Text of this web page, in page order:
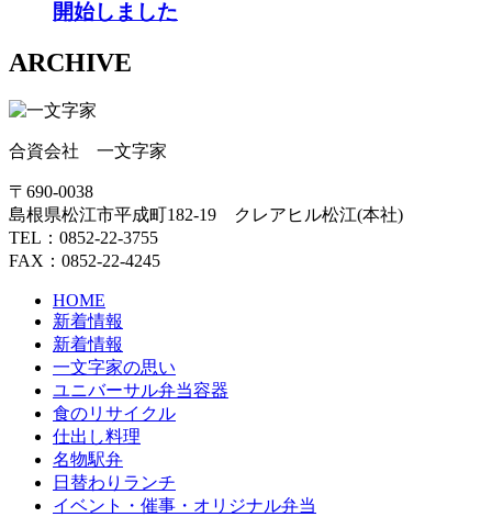
開始しました
ARCHIVE
合資会社 一文字家
〒690-0038
島根県松江市平成町182-19 クレアヒル松江(本社)
TEL：0852-22-3755
FAX：0852-22-4245
HOME
新着情報
新着情報
一文字家の思い
ユニバーサル弁当容器
食のリサイクル
仕出し料理
名物駅弁
日替わりランチ
イベント・催事・オリジナル弁当